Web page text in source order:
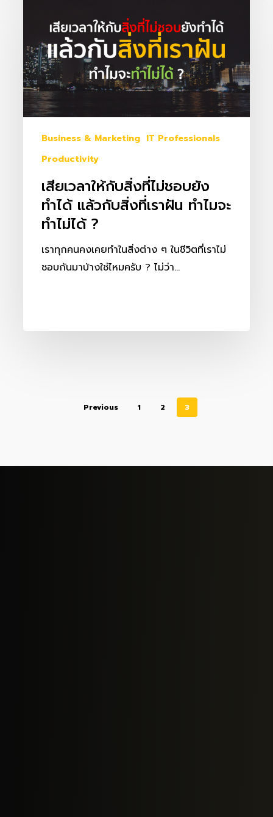
กับ
สิ่ง
ที่
ไม่
ชอบ
ทำได้
Business & Marketing IT Professionals
Productivity
เสียเวลาให้กับสิ่งที่ไม่ชอบยัง
ทำได้ แล้วกับสิ่งที่เราฝัน ทำไมจะ
ทำไม่ได้ ?
เราทุกคนคงเคยทำในสิ่งต่าง ๆ ในชีวิตที่เราไม่
ชอบกันมาบ้างใช่ไหมครับ ? ไม่ว่า…
Previous 1 2 3